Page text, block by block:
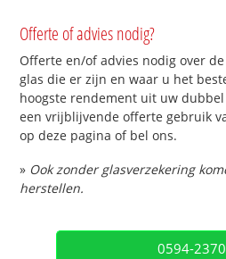
Offerte of advies nodig?
Offerte en/of advies nodig over
glas die er zijn en waar u het
hoogste rendement uit uw
een vrijblijvende offerte gebruik
op deze pagina of bel ons.
» Ook zonder glasverzekering
herstellen.
0594-